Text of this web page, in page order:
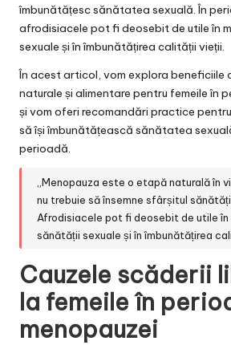
îmbunătățesc sănătatea sexuală. În
afrodisiacele pot fi deosebit de utile în
sexuale și în îmbunătățirea calității vieții.
În acest articol, vom explora beneficiile
naturale și alimentare pentru femeile în
și vom oferi recomandări practice
să își îmbunătățească sănătatea
perioadă.
„Menopauza este o etapă naturală în
nu trebuie să însemne sfârșitul
Afrodisiacele pot fi deosebit de utile în
sănătății sexuale și în îmbunătățirea
Cauzele scăderii
la femeile în
menopauzei